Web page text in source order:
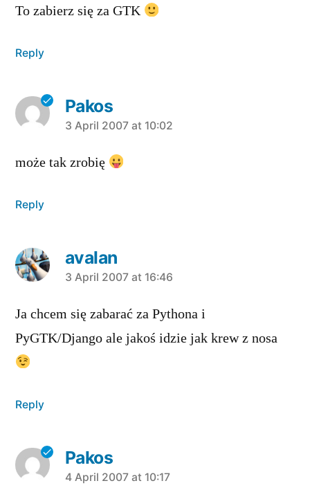
To zabierz się za GTK
Reply
Pakos
says:
3 April 2007 at 10:02
może tak zrobię
Reply
avalan
says:
3 April 2007 at 16:46
Ja chcem się zabarać za Pythona i
PyGTK/Django ale jakoś idzie jak krew z nosa
Reply
Pakos
says:
4 April 2007 at 10:17